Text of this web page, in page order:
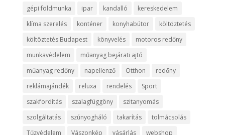
gépi földmunka
ipar kandalló
kereskedelem
klíma szerelés
konténer konyhabútor
költöztetés
költöztetés Budapest
könyvelés
motoros redőny
munkavédelem
műanyag bejárati ajtó
műanyag redőny
napellenző Otthon
redőny
reklámajándék
reluxa rendelés
Sport
szakfordítás
szalagfüggöny
szitanyomás
szolgáltatás
szúnyogháló takarítás
tolmácsolás
Tűzvédelem
Vászonkép vásárlás webshop